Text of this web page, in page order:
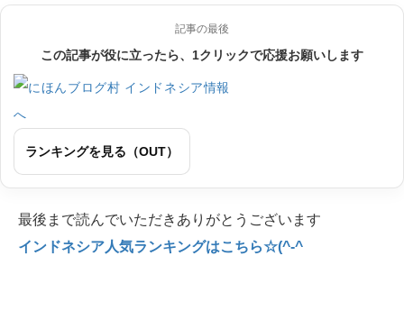
記事の最後
この記事が役に立ったら、1クリックで応援お願いします
ランキングを見る（OUT）
最後まで読んでいただきありがとうございます
インドネシア人気ランキングはこちら☆(^-^